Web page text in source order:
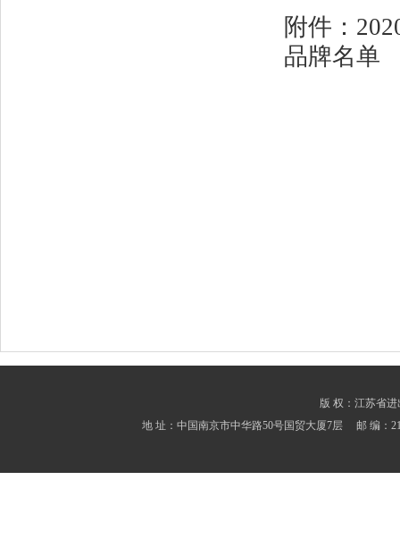
附件：
品牌名单
版 权：江苏省
地 址：中国南京市中华路50号国贸大厦7层 邮 编：